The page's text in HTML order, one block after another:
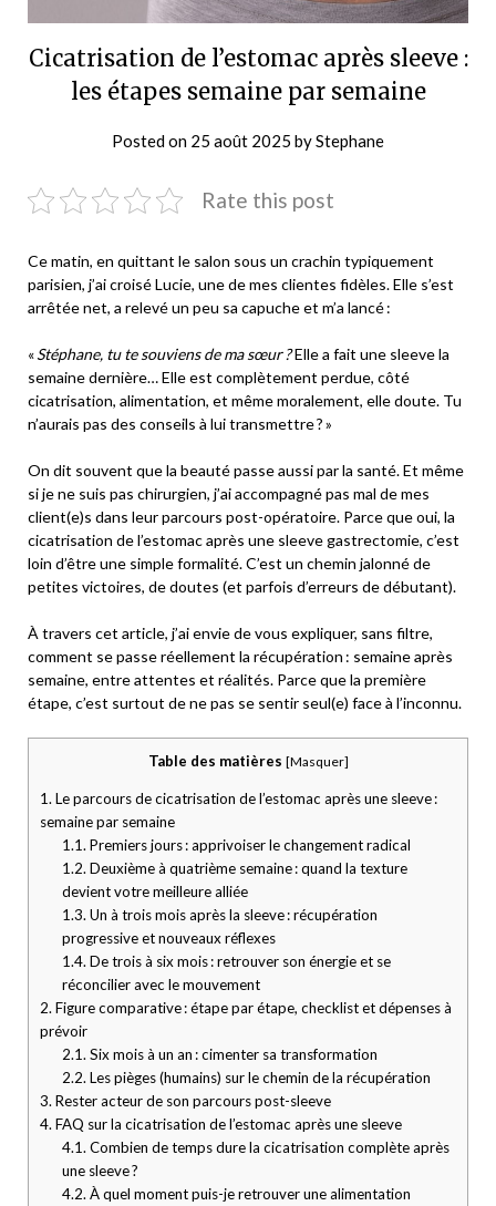
Cicatrisation de l’estomac après sleeve :
les étapes semaine par semaine
Posted on 25 août 2025 byStephane
Rate this post
Ce matin, en quittant le salon sous un crachin typiquement
parisien, j’ai croisé Lucie, une de mes clientes fidèles. Elle s’est
arrêtée net, a relevé un peu sa capuche et m’a lancé :
«Stéphane, tu te souviens de ma sœur ?Elle a fait une sleeve la
semaine dernière… Elle est complètement perdue, côté
cicatrisation, alimentation, et même moralement, elle doute. Tu
n’aurais pas des conseils à lui transmettre ? »
On dit souvent que la beauté passe aussi par la santé. Et même
si je ne suis pas chirurgien, j’ai accompagné pas mal de mes
client(e)s dans leur parcours post-opératoire. Parce que oui, la
cicatrisation de l’estomac après une sleeve gastrectomie, c’est
loin d’être une simple formalité. C’est un chemin jalonné de
petites victoires, de doutes (et parfois d’erreurs de débutant).
À travers cet article, j’ai envie de vous expliquer, sans filtre,
comment se passe réellement la récupération : semaine après
semaine, entre attentes et réalités. Parce que la première
étape, c’est surtout de ne pas se sentir seul(e) face à l’inconnu.
Table des matières [Masquer]
1. Le parcours de cicatrisation de l’estomac après une sleeve :
semaine par semaine
1.1. Premiers jours : apprivoiser le changement radical
1.2. Deuxième à quatrième semaine : quand la texture
devient votre meilleure alliée
1.3. Un à trois mois après la sleeve : récupération
progressive et nouveaux réflexes
1.4. De trois à six mois : retrouver son énergie et se
réconcilier avec le mouvement
2. Figure comparative : étape par étape, checklist et dépenses à
prévoir
2.1. Six mois à un an : cimenter sa transformation
2.2. Les pièges (humains) sur le chemin de la récupération
3. Rester acteur de son parcours post-sleeve
4. FAQ sur la cicatrisation de l’estomac après une sleeve
4.1. Combien de temps dure la cicatrisation complète après
une sleeve ?
4.2. À quel moment puis-je retrouver une alimentation